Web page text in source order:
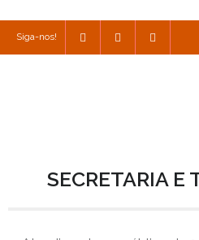
Siga-nos!
Escola
SECRETARIA E